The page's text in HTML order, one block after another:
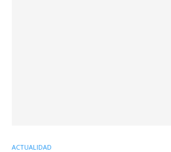
ACTUALIDAD